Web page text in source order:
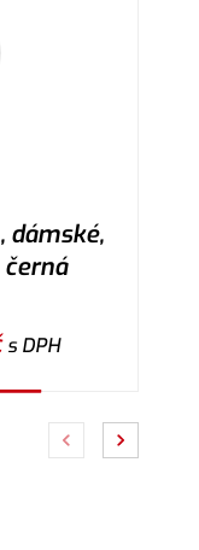
dámské,
s DPH